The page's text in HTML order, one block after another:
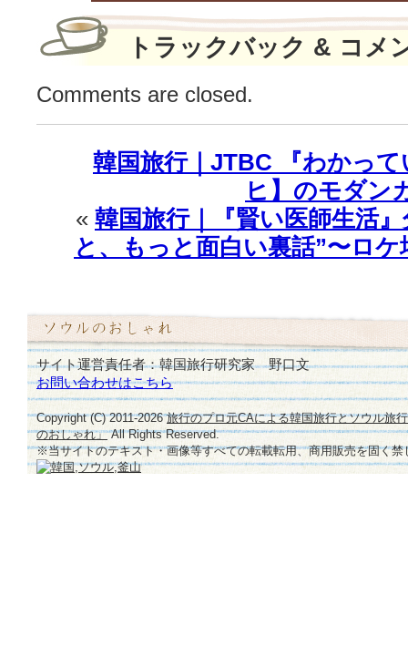
は
トラックバック & コメ
Comments are closed.
韓国旅行｜JTBC 『わかっ
ヒ】のモダン
« 韓国旅行｜『賢い医師生活
と、もっと面白い裏話”〜ロ
サイト運営責任者：韓国旅行研究家 野口文
お問い合わせはこちら
Copyright (C) 2011-2026旅行のプロ元CAによる韓国旅行とソウル旅
のおしゃれ」All Rights Reserved.
※当サイトのテキスト・画像等すべての転載転用、商用販売を固く禁